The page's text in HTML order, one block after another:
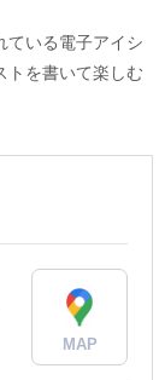
ている電子アイシ
トを書いて楽しむ
MAP